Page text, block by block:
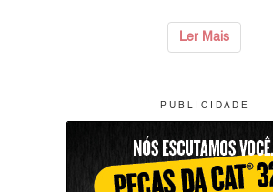
Ler Mais
P U B L I C I D A D E